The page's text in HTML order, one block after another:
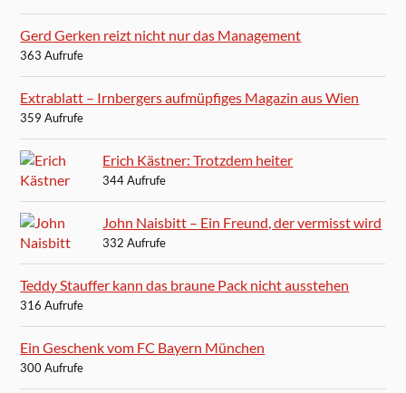
Gerd Gerken reizt nicht nur das Management
363 Aufrufe
Extrablatt – Irnbergers aufmüpfiges Magazin aus Wien
359 Aufrufe
Erich Kästner: Trotzdem heiter
344 Aufrufe
John Naisbitt – Ein Freund, der vermisst wird
332 Aufrufe
Teddy Stauffer kann das braune Pack nicht ausstehen
316 Aufrufe
Ein Geschenk vom FC Bayern München
300 Aufrufe